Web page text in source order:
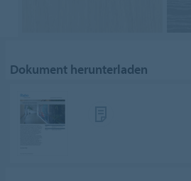
Dokument herunterladen